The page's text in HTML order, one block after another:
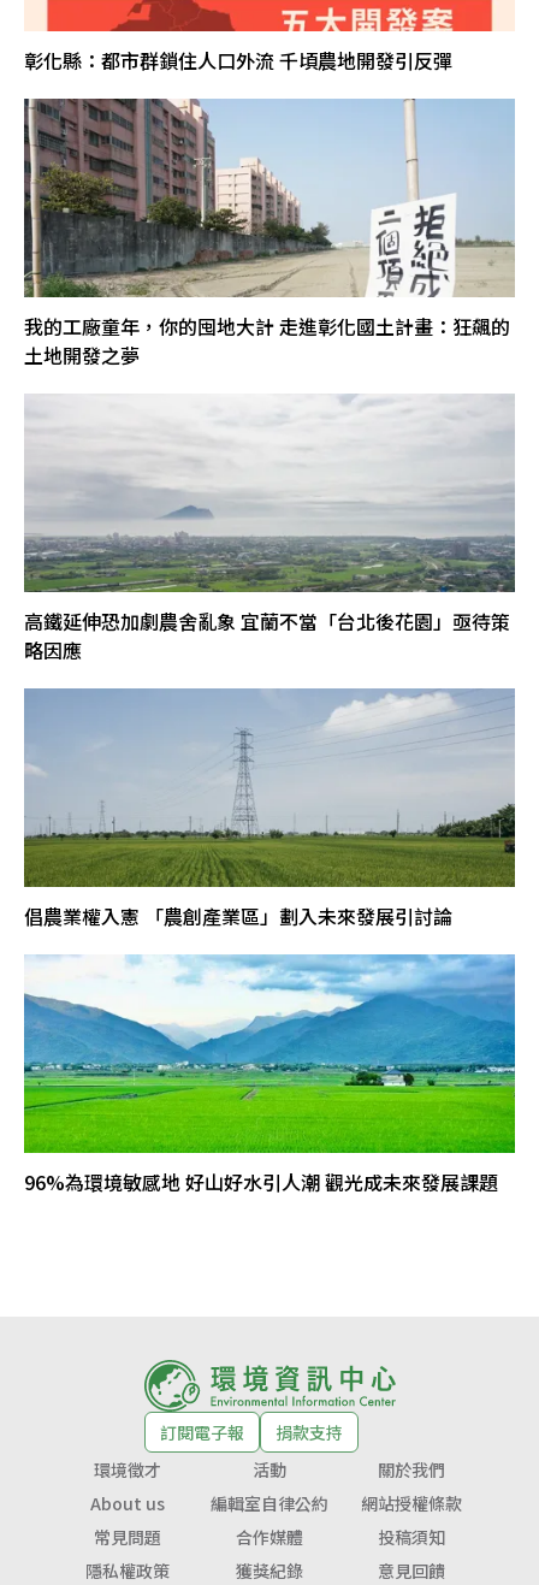
彰化縣：都市群鎖住人口外流 千頃農地開發引反彈
我的工廠童年，你的囤地大計 走進彰化國土計畫：狂飆的
土地開發之夢
高鐵延伸恐加劇農舍亂象 宜蘭不當「台北後花園」亟待策
略因應
倡農業權入憲 「農創產業區」劃入未來發展引討論
96%為環境敏感地 好山好水引人潮 觀光成未來發展課題
訂閱電子報
捐款支持
環境徵才
活動
關於我們
About us
編輯室自律公約
網站授權條款
常見問題
合作媒體
投稿須知
隱私權政策
獲獎紀錄 意見回饋